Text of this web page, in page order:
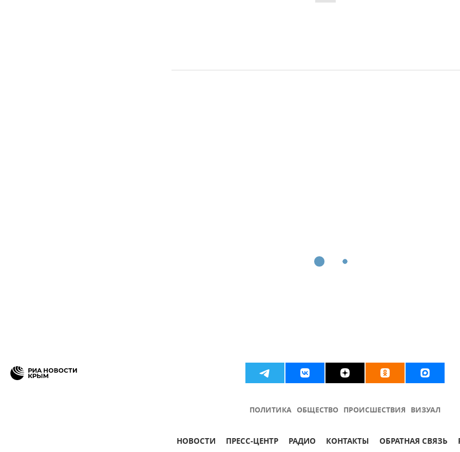
ПОЛИТИКА ОБЩЕСТВО ПРОИСШЕСТВИЯ ВИЗУАЛ
НОВОСТИ ПРЕСС-ЦЕНТР РАДИО КОНТАКТЫ ОБРАТНАЯ СВЯЗЬ